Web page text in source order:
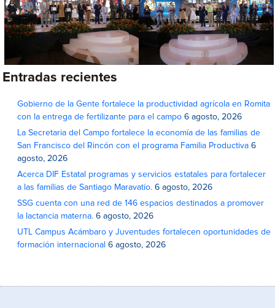
Entradas recientes
Gobierno de la Gente fortalece la productividad agrícola en Romita
con la entrega de fertilizante para el campo 6 agosto, 2026
La Secretaria del Campo fortalece la economía de las familias de
San Francisco del Rincón con el programa Familia Productiva 6
agosto, 2026
Acerca DIF Estatal programas y servicios estatales para fortalecer
a las familias de Santiago Maravatío. 6 agosto, 2026
SSG cuenta con una red de 146 espacios destinados a promover
la lactancia materna. 6 agosto, 2026
UTL Campus Acámbaro y Juventudes fortalecen oportunidades de
formación internacional 6 agosto, 2026